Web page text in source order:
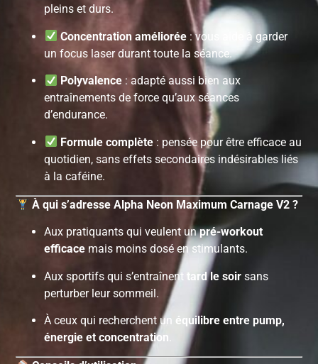
pleins et durs.
Concentration améliorée: vous aide à garder
un focus laser durant toute la séance.
Polyvalence: adapté aussi bien aux
entraînements de force qu’aux séances
d’endurance.
Formule complète: pensée pour être efficace au
quotidien, sans effets secondaires indésirables liés
à la caféine.
À qui s’adresse Alpha Neon Maximum Carnage V2 ?
Aux pratiquants qui veulent unpré-workout
efficace mais moins dosé en stimulants.
Aux sportifs qui s’entraînenttard le soir sans
perturber leur sommeil.
À ceux qui recherchent un équilibre entre pump,
énergie et concentration.